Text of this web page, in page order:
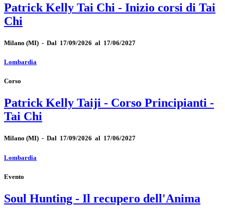
Patrick Kelly Tai Chi - Inizio corsi di Tai
Chi
Milano (MI) - Dal 17/09/2026 al 17/06/2027
Lombardia
Corso
Patrick Kelly Taiji - Corso Principianti -
Tai Chi
Milano (MI) - Dal 17/09/2026 al 17/06/2027
Lombardia
Evento
Soul Hunting - Il recupero dell'Anima